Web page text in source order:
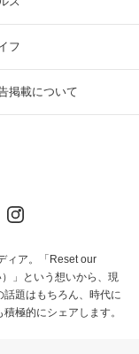
フ
掲載について
ィア。「Reset our
」という想いから、現
題はもちろん、時代に
極的にシェアします。